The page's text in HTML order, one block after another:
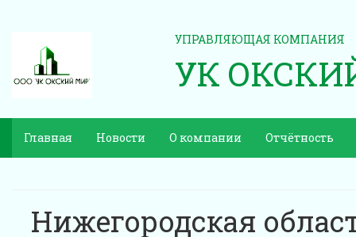
УПРАВЛЯЮЩАЯ КОМПАНИЯ
УК
Главная Новости О компании Отчётность
Нижегородская